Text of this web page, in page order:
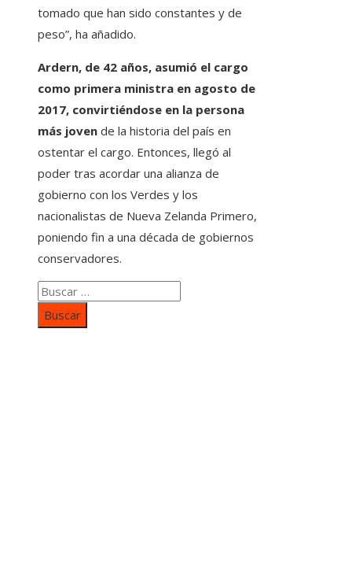
tomado que han sido constantes y de
peso”, ha añadido.
Ardern, de 42 años, asumió el cargo
como primera ministra en agosto de
2017, convirtiéndose en la persona
más joven de la historia del país en
ostentar el cargo. Entonces, llegó al
poder tras acordar una alianza de
gobierno con los Verdes y los
nacionalistas de Nueva Zelanda Primero,
poniendo fin a una década de gobiernos
conservadores.
Buscar: